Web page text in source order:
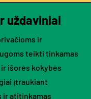
uždaviniai
ir
teikti tinkamas
išorės kokybės
įtraukiant
ir atitinkamas